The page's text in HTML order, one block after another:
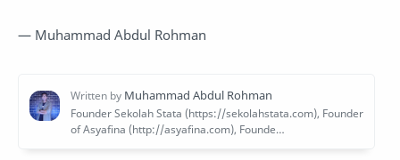
— Muhammad Abdul Rohman